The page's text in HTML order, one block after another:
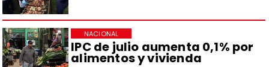
IPC de julio aumenta 0,1% por
alimentos y vivienda
NACIONAL